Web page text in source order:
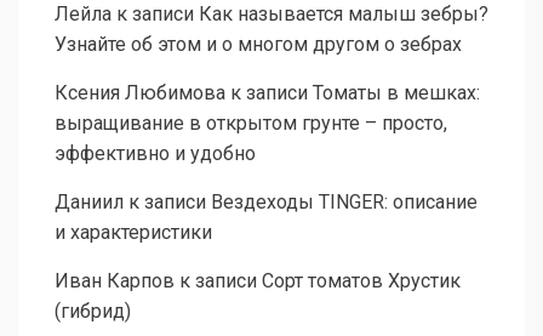
Лейла к записи Как называется малыш зебры?
Узнайте об этом и о многом другом о зебрах
Ксения Любимова к записи Томаты в мешках:
выращивание в открытом грунте – просто,
эффективно и удобно
Даниил к записи Вездеходы TINGER: описание
и характеристики
Иван Карпов к записи Сорт томатов Хрустик
(гибрид)